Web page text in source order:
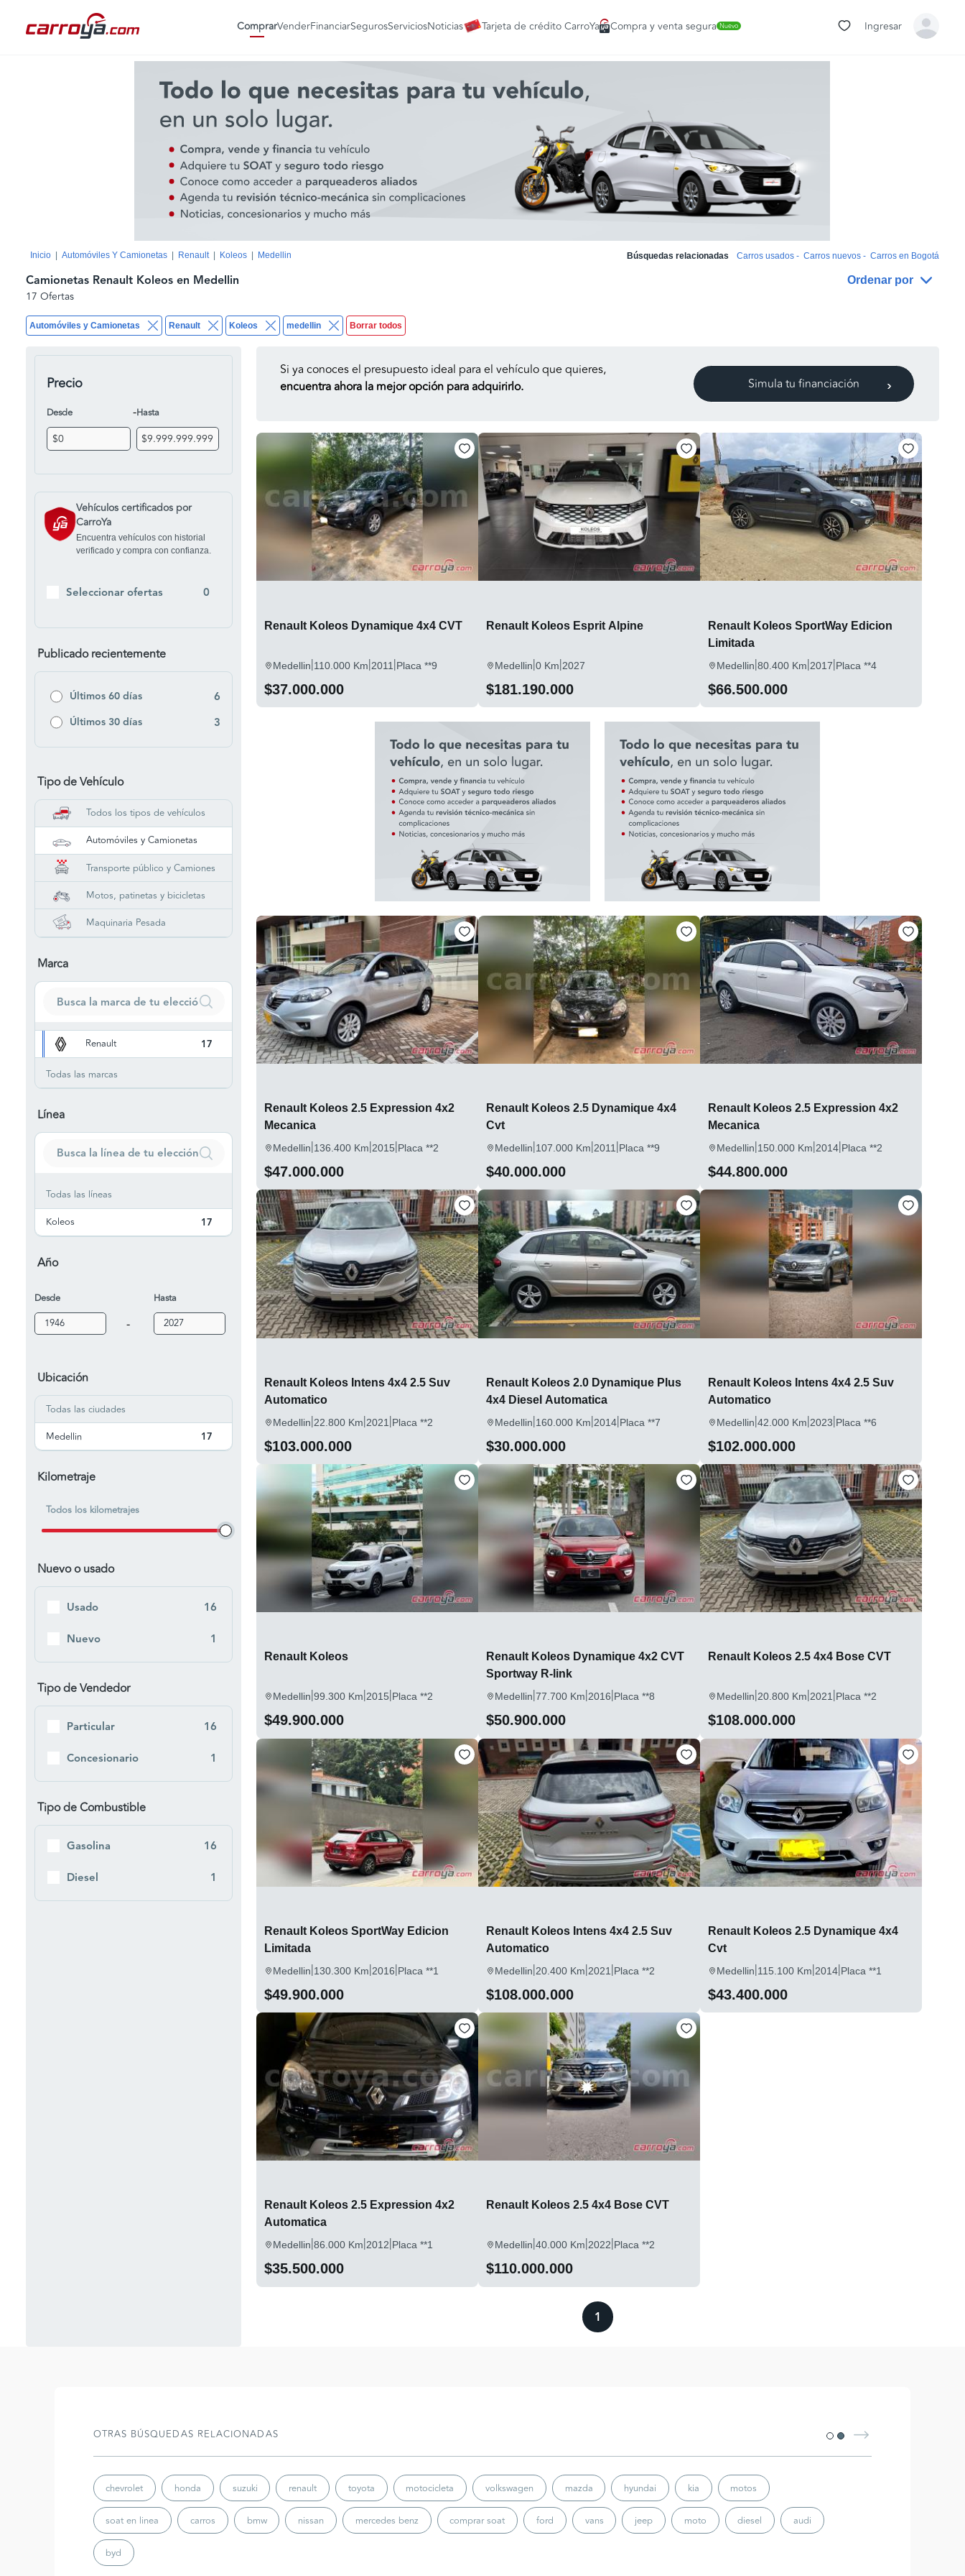
ComprarVenderFinanciarSegurosServiciosNoticias Tarjeta de crédito CarroYa Compra y venta segura Nuevo Ingresar
Inicio Automóviles Y Camionetas Renault Koleos Medellin Búsquedas relacionadas Carros usados - Carros nuevos - Carros en Bogotá
Automóviles y Camionetas Renault Koleos medellin Borrar todos
Camionetas Renault Koleos en Medellin Ordenar por
17 Ofertas
Precio
Desde -Hasta
Vehículos certificados por
CarroYa
Encuentra vehículos con historial
verificado y compra con confianza.
Seleccionar ofertas 0
Publicado recientemente
Últimos 60 días 6
Últimos 30 días 3
Tipo de Vehículo
Todos los tipos de vehículos
Automóviles y Camionetas
Transporte público y Camiones
Motos, patinetas y bicicletas
Maquinaria Pesada
Marca
Renault 17
Todas las marcas
Línea
Todas las líneas
Koleos
17
Año
Desde
-
Hasta
Ubicación
Todas las ciudades
Medellin
17
Kilometraje
Todos los kilometrajes
Nuevo o usado
Usado 16
Nuevo 1
Tipo de Vendedor
Particular 16
Concesionario 1
Tipo de Combustible
Gasolina 16
Diesel 1
Si ya conoces el presupuesto ideal para el vehículo que quieres,
encuentra ahora la mejor opción para adquirirlo.
Simula tu financiación
Renault Koleos Dynamique 4x4 CVT
Medellin|110.000 Km|2011 |Placa **9
$37.000.000
Renault Koleos Esprit Alpine
Medellin|0 Km|2027
$181.190.000
Renault Koleos SportWay Edicion
Limitada
Medellin|80.400 Km|2017|Placa **4
$66.500.000
Renault Koleos 2.5 Expression 4x2
Mecanica
Medellin|136.400 Km|2015|Placa **2
$47.000.000
Renault Koleos 2.5 Dynamique 4x4
Cvt
Medellin|107.000 Km|2011 |Placa **9
$40.000.000
Renault Koleos 2.5 Expression 4x2
Mecanica
Medellin|150.000 Km|2014|Placa **2
$44.800.000
Renault Koleos Intens 4x4 2.5 Suv
Automatico
Medellin|22.800 Km|2021 |Placa **2
$103.000.000
Renault Koleos 2.0 Dynamique Plus
4x4 Diesel Automatica
Medellin|160.000 Km|2014|Placa **7
$30.000.000
Renault Koleos Intens 4x4 2.5 Suv
Automatico
Medellin|42.000 Km|2023|Placa **6
$102.000.000
Renault Koleos
Medellin|99.300 Km|2015|Placa **2
$49.900.000
Renault Koleos Dynamique 4x2 CVT
Sportway R-link
Medellin|77.700 Km|2016|Placa **8
$50.900.000
Renault Koleos 2.5 4x4 Bose CVT
Medellin|20.800 Km|2021|Placa **2
$108.000.000
Renault Koleos SportWay Edicion
Limitada
Medellin|130.300 Km|2016|Placa **1
$49.900.000
Renault Koleos Intens 4x4 2.5 Suv
Automatico
Medellin|20.400 Km|2021 |Placa **2
$108.000.000
Renault Koleos 2.5 Dynamique 4x4
Cvt
Medellin|115.100 Km|2014|Placa **1
$43.400.000
Renault Koleos 2.5 Expression 4x2
Automatica
Medellin|86.000 Km|2012|Placa **1
$35.500.000
Renault Koleos 2.5 4x4 Bose CVT
Medellin|40.000 Km|2022|Placa **2
$110.000.000
1
OTRAS BÚSQUEDAS RELACIONADAS
chevrolet honda suzuki renault toyota motocicleta volkswagen mazda hyundai kia motos
soat en linea carros bmw nissan mercedes benz comprar soat ford vans jeep moto diesel audi
byd